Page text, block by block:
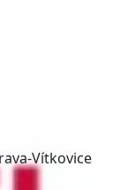
Vítkovice